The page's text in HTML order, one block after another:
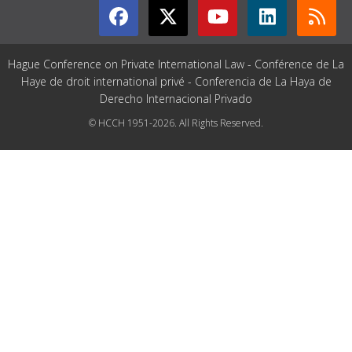
Hague Conference on Private International Law - Conférence de La
Haye de droit international privé - Conferencia de La Haya de
Derecho Internacional Privado
© HCCH 1951-2026. All Rights Reserved.